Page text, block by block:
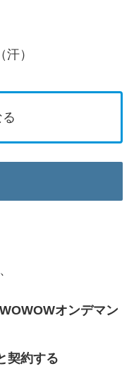
）
オンデマン
契約する